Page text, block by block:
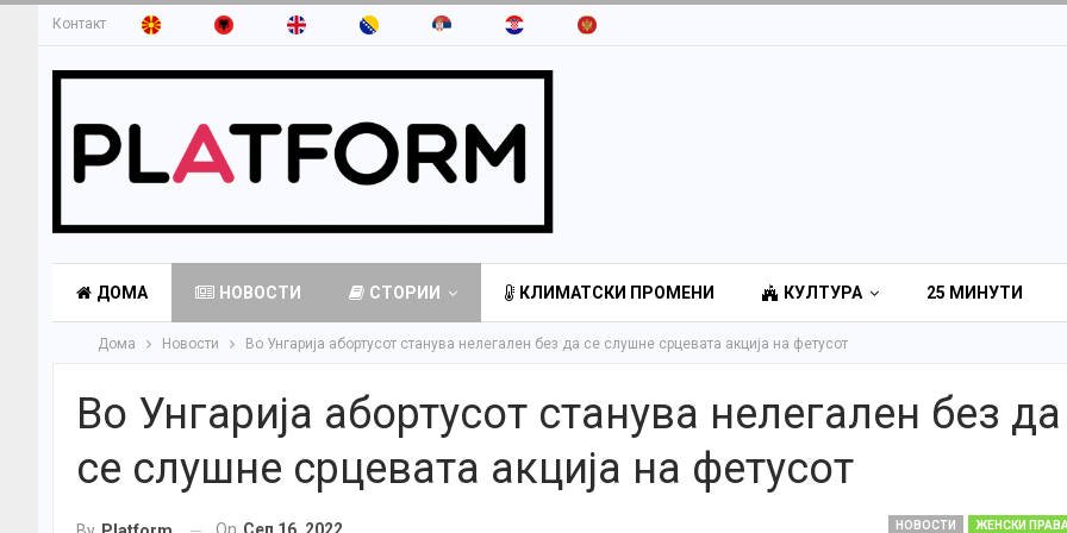
Контакт
ДОМА НОВОСТИ СТОРИИ КЛИМАТСКИ ПРОМЕНИ КУЛТУРА 25 МИНУТИ
Дома Новости Во Унгарија абортусот станува нелегален без да се слушне срцевата акција на фетусот
Во Унгарија абортусот станува нелегален без да
се слушне срцевата акција на фетусот
НОВОСТИ ЖЕНСКИ